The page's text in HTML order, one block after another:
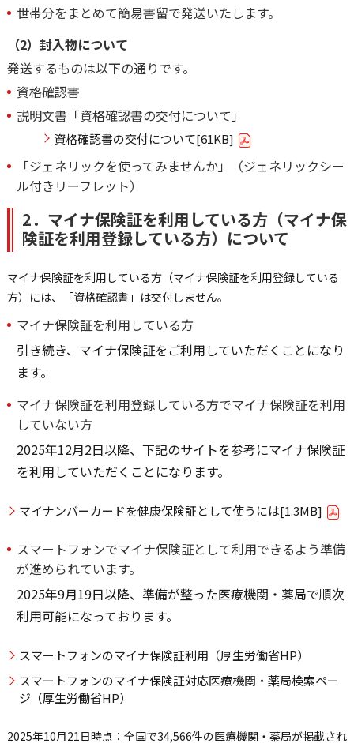
世帯分をまとめて簡易書留で発送いたします。
（2）封入物について
発送するものは以下の通りです。
資格確認書
説明文書「資格確認書の交付について」
資格確認書の交付について[61KB]
「ジェネリックを使ってみませんか」（ジェネリックシー
ル付きリーフレット）
2．マイナ保険証を利用している方（マイナ保
険証を利用登録している方）について
マイナ保険証を利用している方（マイナ保険証を利用登録している
方）には、「資格確認書」は交付しません。
マイナ保険証を利用している方
引き続き、マイナ保険証をご利用していただくことになり
ます。
マイナ保険証を利用登録している方でマイナ保険証を利用
していない方
2025年12月2日以降、下記のサイトを参考にマイナ保険証
を利用していただくことになります。
マイナンバーカードを健康保険証として使うには[1.3MB]
スマートフォンでマイナ保険証として利用できるよう準備
が進められています。
2025年9月19日以降、準備が整った医療機関・薬局で順次
利用可能になっております。
スマートフォンのマイナ保険証利用（厚生労働省HP）
スマートフォンのマイナ保険証対応医療機関・薬局検索ペー
ジ（厚生労働省HP）
2025年10月21日時点：全国で34,566件の医療機関・薬局が掲載され